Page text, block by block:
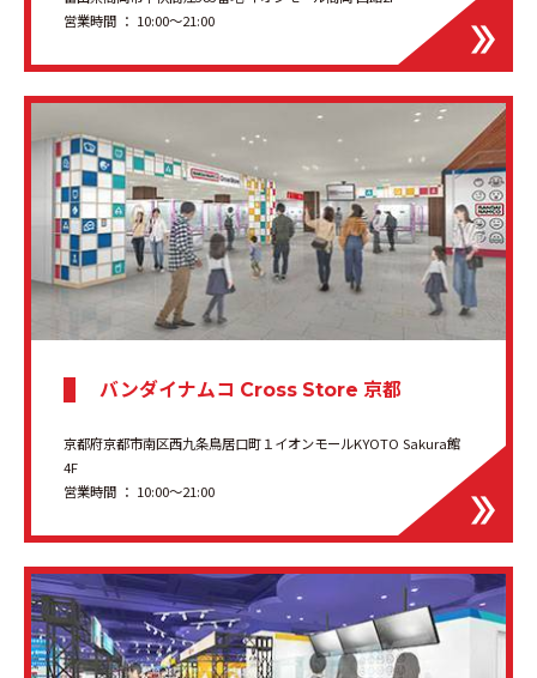
営業時間 ： 10:00～21:00
バンダイナムコ Cross Store 京都
京都府京都市南区西九条鳥居口町１イオンモールKYOTO Sakura館
4F
営業時間 ： 10:00～21:00